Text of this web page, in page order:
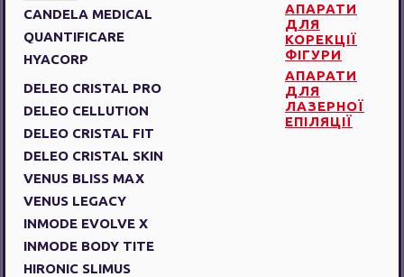
CANDELA MEDICAL
QUANTIFICARE
HYACORP
АПАРАТИ
ДЛЯ
КОРЕКЦІЇ
ФІГУРИ
DELEO CRISTAL PRO
DELEO CELLUTION
DELEO CRISTAL FIT
DELEO CRISTAL SKIN
VENUS BLISS MAX
VENUS LEGACY
INMODE EVOLVE X
INMODE BODY TITE
HIRONIC SLIMUS
АПАРАТИ
ДЛЯ
ЛАЗЕРНОЇ
ЕПІЛЯЦІЇ